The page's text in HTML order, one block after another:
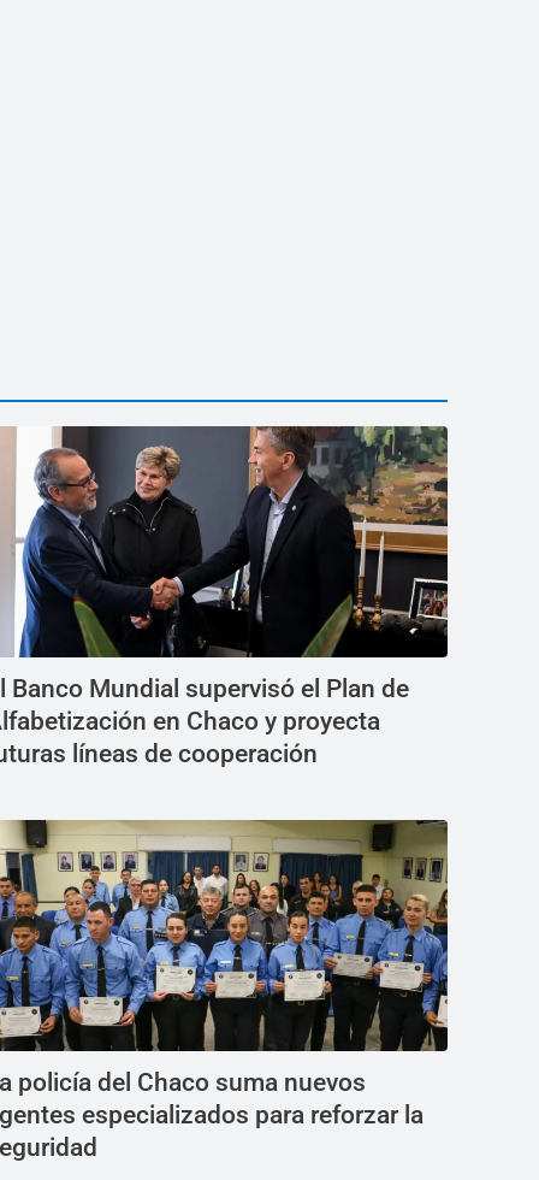
Banco Mundial supervisó el Plan de
en Chaco y proyecta
líneas de cooperación
policía del Chaco suma nuevos
especializados para reforzar la